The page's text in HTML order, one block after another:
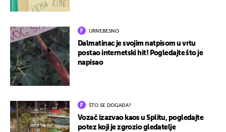
URNEBESNO
Dalmatinac je svojim natpisom u vrtu
postao internetski hit! Pogledajte što je
napisao
ŠTO SE DOGAĐA?
Vozač izazvao kaos u Splitu, pogledajte
potez koji je zgrozio gledatelje